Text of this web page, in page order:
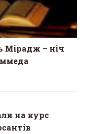
Мірадж – ніч
на курс